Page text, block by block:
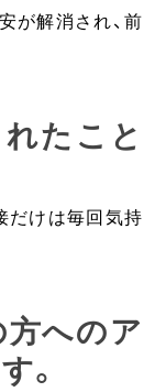
が解消され、前
たこと
だけは毎回気持
へのア
。